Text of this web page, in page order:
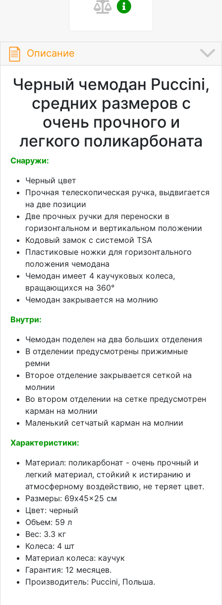
Описание
Черный чемодан Puccini,
средних размеров с
очень прочного и
легкого поликарбоната
Снаружи:
Черный цвет
Прочная телескопическая ручка, выдвигается
на две позиции
Две прочных ручки для переноски в
горизонтальном и вертикальном положении
Кодовый замок с системой TSA
Пластиковые ножки для горизонтального
положения чемодана
Чемодан имеет 4 каучуковых колеса,
вращающихся на 360°
Чемодан закрывается на молнию
Внутри:
Чемодан поделен на два больших отделения
В отделении предусмотрены прижимные
ремни
Второе отделение закрывается сеткой на
молнии
Во втором отделении на сетке предусмотрен
карман на молнии
Маленький сетчатый карман на молнии
Характеристики:
Материал: поликарбонат - очень прочный и
легкий материал, стойкий к истиранию и
атмосферному воздействию, не теряет цвет.
Размеры: 69x45x25 см
Цвет: черный
Объем: 59 л
Вес: 3.3 кг
Колеса: 4 шт
Материал колеса: каучук
Гарантия: 12 месяцев.
Производитель: Puccini, Польша.